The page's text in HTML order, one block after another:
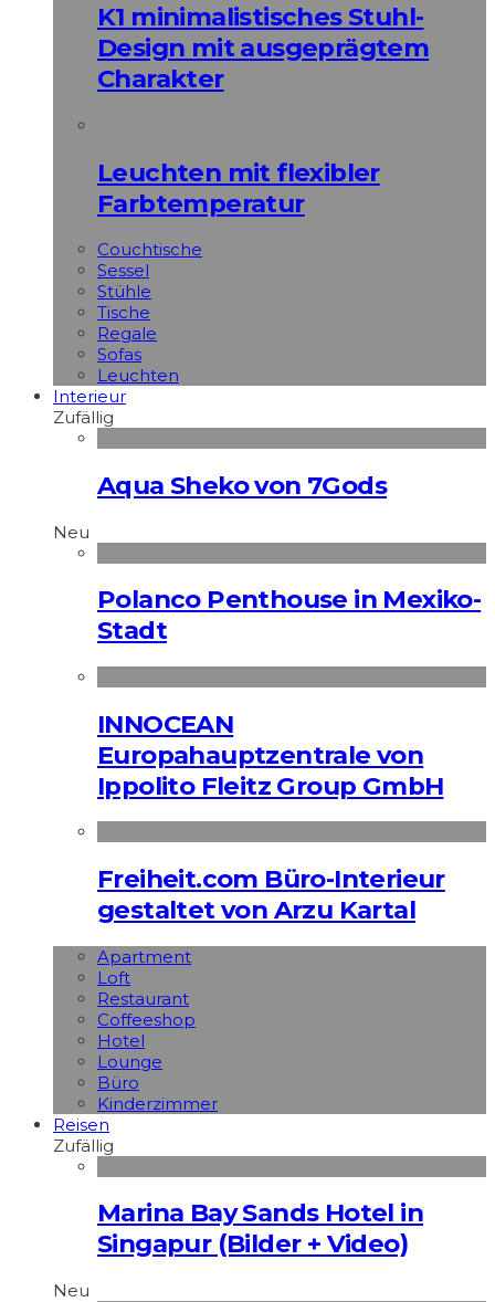
K1 minimalistisches Stuhl-
Design mit ausgeprägtem
Charakter
Leuchten mit flexibler
Farbtemperatur
Couchtische
Sessel
Stühle
Tische
Regale
Sofas
Leuchten
Interieur
Zufällig
Aqua Sheko von 7Gods
Neu
Polanco Penthouse in Mexiko-
Stadt
INNOCEAN
Europahauptzentrale von
Ippolito Fleitz Group GmbH
Freiheit.com Büro-Interieur
gestaltet von Arzu Kartal
Apart­ment
Loft
Restaurant
Coffeeshop
Hotel
Lounge
Büro
Kinderzimmer
Reisen
Zufällig
Marina Bay Sands Hotel in
Singapur (Bilder + Video)
Neu